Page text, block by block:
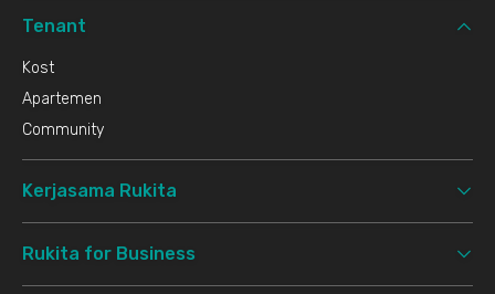
Tenant
Kost
Apartemen
Community
Kerjasama Rukita
Rukita for Business